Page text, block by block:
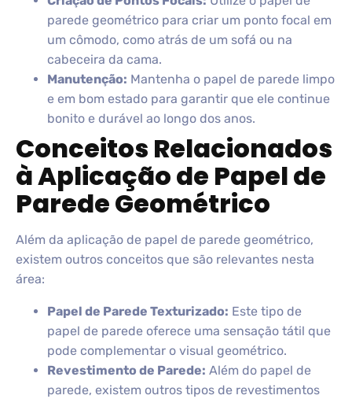
parede geométrico para criar um ponto focal em
um cômodo, como atrás de um sofá ou na
cabeceira da cama.
Manutenção: Mantenha o papel de parede limpo
e em bom estado para garantir que ele continue
bonito e durável ao longo dos anos.
Conceitos Relacionados
à Aplicação de Papel de
Parede Geométrico
Além da aplicação de papel de parede geométrico,
existem outros conceitos que são relevantes nesta
área:
Papel de Parede Texturizado: Este tipo de
papel de parede oferece uma sensação tátil que
pode complementar o visual geométrico.
Revestimento de Parede: Além do papel de
parede, existem outros tipos de revestimentos